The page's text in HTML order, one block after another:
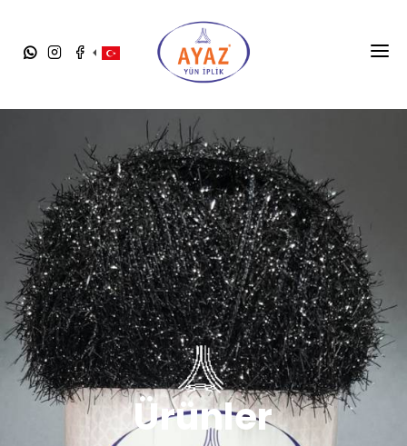
KURUMSAL
BLOG
KATALOGLAR
İLETIŞIM
TANITIM FİLMİ
Ürünler